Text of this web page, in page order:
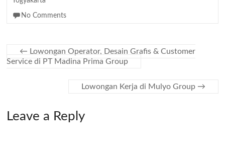
No Comments
← Lowongan Operator, Desain Grafis & Customer
Service di PT Madina Prima Group
Lowongan Kerja di Mulyo Group →
Leave a Reply